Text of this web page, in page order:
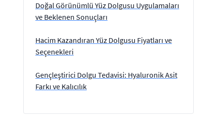
Doğal Görünümlü Yüz Dolgusu Uygulamaları
ve Beklenen Sonuçları
Hacim Kazandıran Yüz Dolgusu Fiyatları ve
Seçenekleri
Gençleştirici Dolgu Tedavisi: Hyaluronik Asit
Farkı ve Kalıcılık